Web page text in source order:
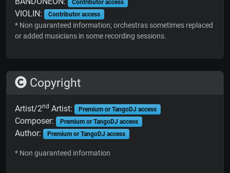
Contributor access
VIOLIN: Contributor access
* Non guaranteed information; orchestras sometimes replaced
or added musicians in some recording sessions.
Copyright
Artist/2nd Artist: Premium or TangoDJ access
Composer: Premium or TangoDJ access
Author: Premium or TangoDJ access
* Non guaranteed information